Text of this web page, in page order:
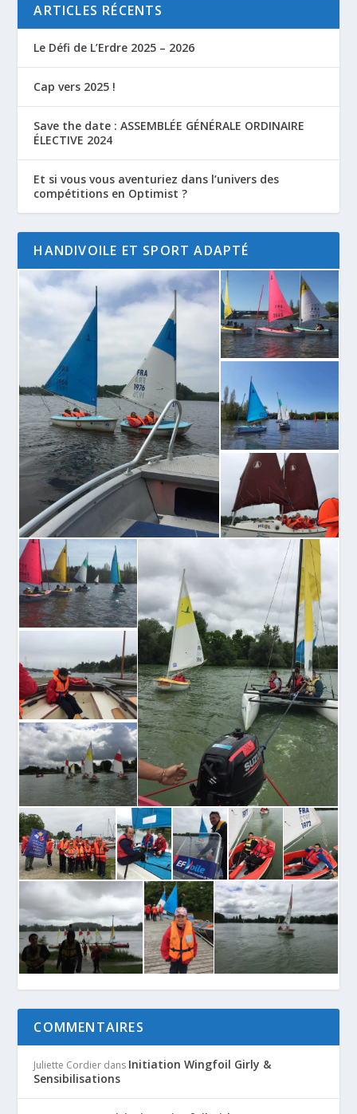
ARTICLES RÉCENTS
Le Défi de L’Erdre 2025 – 2026
Cap vers 2025 !
Save the date : ASSEMBLÉE GÉNÉRALE ORDINAIRE
ÉLECTIVE 2024
Et si vous vous aventuriez dans l’univers des
compétitions en Optimist ?
HANDIVOILE ET SPORT ADAPTÉ
COMMENTAIRES
Juliette Cordier dans Initiation Wingfoil Girly &
Sensibilisations